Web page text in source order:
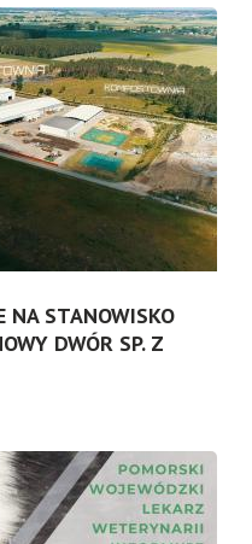
NA STANOWISKO
DWÓR SP. Z